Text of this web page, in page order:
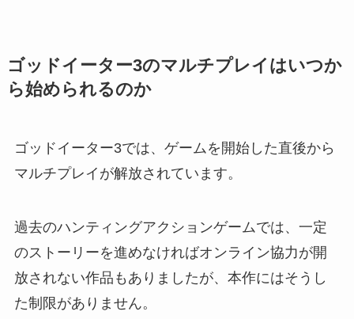
ゴッドイーター3のマルチプレイはいつか
ら始められるのか
ゴッドイーター3では、ゲームを開始した直後から
マルチプレイが解放されています。
過去のハンティングアクションゲームでは、一定
のストーリーを進めなければオンライン協力が開
放されない作品もありましたが、本作にはそうし
た制限がありません。